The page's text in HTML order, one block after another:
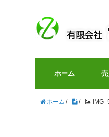
ホーム
ホーム / /